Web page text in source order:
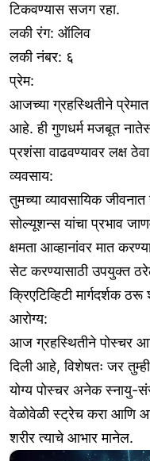
टिकवण्यास सजग रहा.
लकी रंग: ऑलिव
लकी नंबर: ६
प्रेम:
आजच्या ग्रहस्थितीने
आहे. ही गुणधर्म मजबूत
प्रशंसा वाढवण्यावर लक्ष
व्यवसाय:
तुमच्या व्यावसायिक
सोल्यूशन्स यांचा प्रभाव
क्षमता आव्हानांवर मात
सेट करण्यासाठी उपयुक्त
क्रिएटिव्हिटी मार्गदर्शक
आरोग्य:
आज ग्रहस्थितीने पोस्चर
दिली आहे, विशेषतः जर
योग्य पोस्चर अनेक स्नायु-
वेळोवेळी स्ट्रेच करा आणि
शरीर त्याचे आभार मानेल.